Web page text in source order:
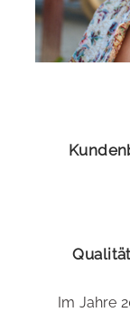
Im Jahre